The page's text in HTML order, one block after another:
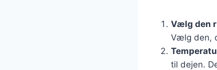
Vælg den
Vælg den,
til dejen.